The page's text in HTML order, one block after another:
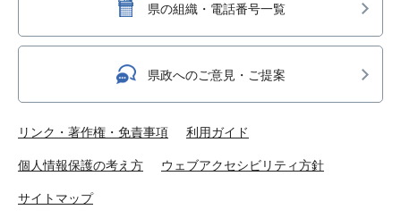
県の組織・電話番号一覧
県政へのご意見・ご提案
リンク・著作権・免責事項 利用ガイド
個人情報保護の考え方 ウェブアクセシビリティ方針
サイトマップ